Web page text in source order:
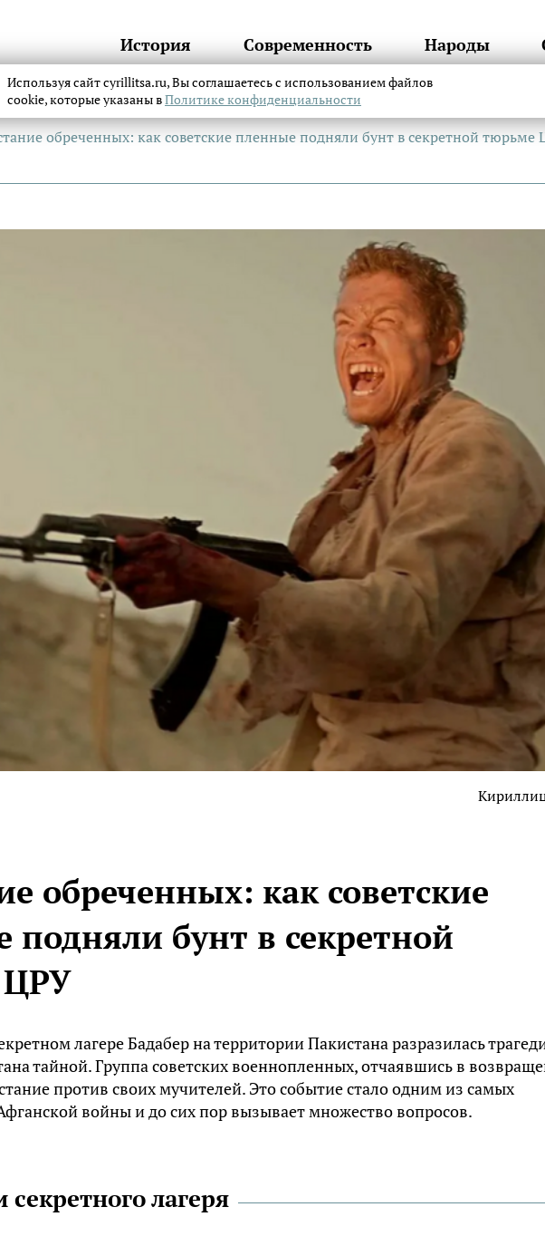
История Современность Народы
обреченных: как советские пленные подняли бунт в секретной тюрьме
обреченных: как советские
подняли бунт в секретной
лагере Бадабер на территории Пакистана разразилась
тайной. Группа советских военнопленных, отчаявшись в
против своих мучителей. Это событие стало одним из самых
войны и до сих пор вызывает множество вопросов.
секретного лагеря
Используя сайт cyrillitsa.ru, Вы соглашаетесь с использованием файлов
cookie, которые указаны вПолитике конфиденциальности